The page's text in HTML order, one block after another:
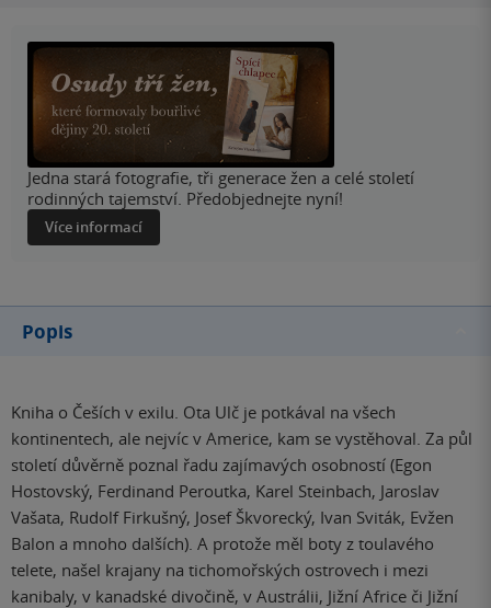
Jedna stará fotografie, tři generace žen a celé století
rodinných tajemství. Předobjednejte nyní!
Více informací
Popis
Kniha o Češích v exilu. Ota Ulč je potkával na všech
kontinentech, ale nejvíc v Americe, kam se vystěhoval. Za půl
století důvěrně poznal řadu zajímavých osobností (Egon
Hostovský, Ferdinand Peroutka, Karel Steinbach, Jaroslav
Vašata, Rudolf Firkušný, Josef Škvorecký, Ivan Sviták, Evžen
Balon a mnoho dalších). A protože měl boty z toulavého
telete, našel krajany na tichomořských ostrovech i mezi
kanibaly, v kanadské divočině, v Austrálii, Jižní Africe či Jižní